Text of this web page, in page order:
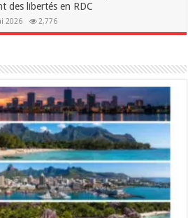
des libertés en RDC
2026 2,776
urbaine et l’emploi à Antananarivo